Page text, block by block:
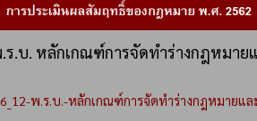
ร.บ. หลักเกณฑ์การจัดทำร่างกฎหมา
พ.ร.บ.-หลักเกณฑ์การจัดทำร่างกฎหมายแ